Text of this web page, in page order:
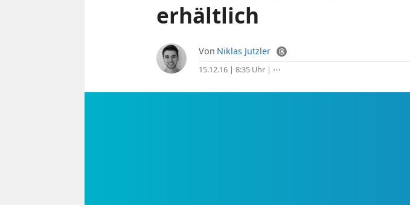
erhältlich
Von Niklas Jutzler
15.12.16 | 8:35 Uhr| ⋯